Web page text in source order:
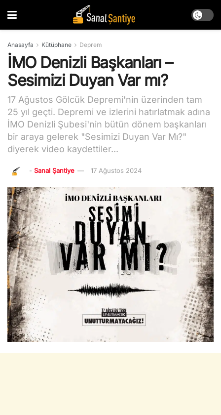
Anasayfa Kütüphane Deprem
İMO Denizli Başkanları –
Sesimizi Duyan Var mı?
17 Ağustos Gölcük Depremi'nin üzerinden tam
25 yıl geçti. Depremi ve izlerini hatırlatmak adına
İMO Denizli Şubesi'nin bütün dönem başkanları
bir araya gelerek "Sesimizi Duyan Var Mı?"
diyerek video kaydettiler...
- Sanal Şantiye 17 Ağustos 2024